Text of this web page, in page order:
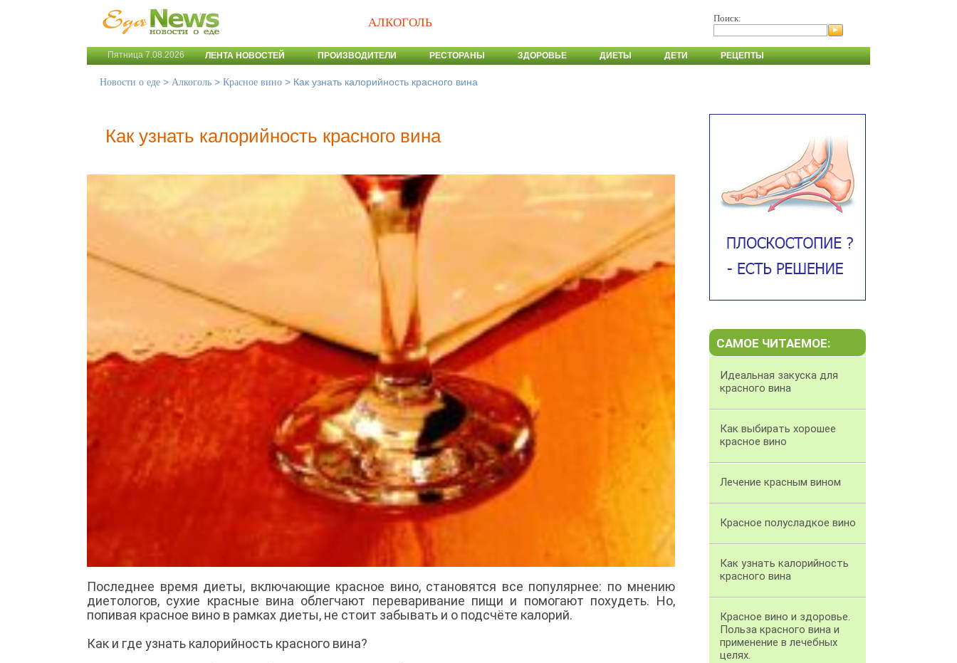
АЛКОГОЛЬ Поиск:
Пятница 7.08.2026 ЛЕНТА НОВОСТЕЙ ПРОИЗВОДИТЕЛИ РЕСТОРАНЫ ЗДОРОВЬЕ ДИЕТЫ ДЕТИ РЕЦЕПТЫ
Новости о еде > Алкоголь > Красное вино > Как узнать калорийность красного вина
Как узнать калорийность красного вина
Последнее время диеты, включающие красное вино, становятся все популярнее: по мнению
диетологов, сухие красные вина облегчают переваривание пищи и помогают похудеть. Но,
попивая красное вино в рамках диеты, не стоит забывать и о подсчёте калорий.
Как и где узнать калорийность красного вина?
САМОЕ ЧИТАЕМОЕ:
Идеальная закуска для
красного вина
Как выбирать хорошее
красное вино
Лечение красным вином
Красное полусладкое вино
Как узнать калорийность
красного вина
Красное вино и здоровье.
Польза красного вина и
применение в лечебных
целях.